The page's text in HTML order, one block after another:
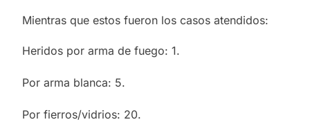
Mientras que estos fueron los casos atendidos:
Heridos por arma de fuego: 1.
Por arma blanca: 5.
Por fierros/vidrios: 20.